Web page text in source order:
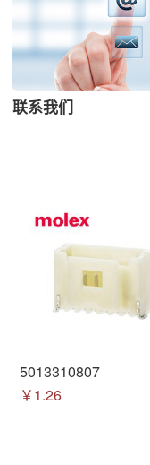
联系我们
5013310807
￥1.26